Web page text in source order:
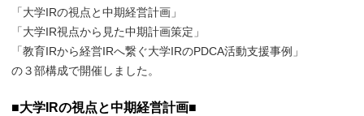
「大学IRの視点と中期経営計画」
「大学IR視点から見た中期計画策定」
「教育IRから経営IRへ繋ぐ大学IRのPDCA活動支援事例」
の３部構成で開催しました。
■大学IRの視点と中期経営計画■